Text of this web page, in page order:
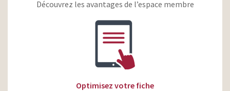
chef décorateur
Découvrez les avantages de l’espace membre
Optimisez votre fiche